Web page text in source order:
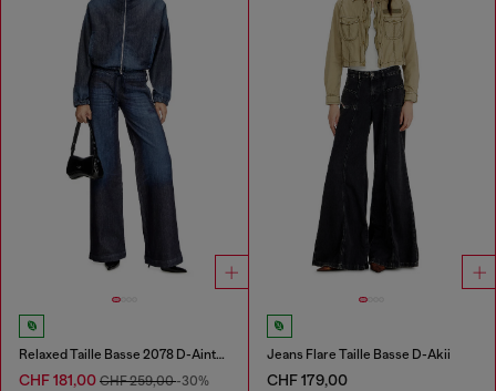
Relaxed Taille Basse 2078 D-Ainty Joggjeans®
CHF 181,00 CHF 259,00-30%
Jeans Flare Taille Basse D-Akii
CHF 179,00